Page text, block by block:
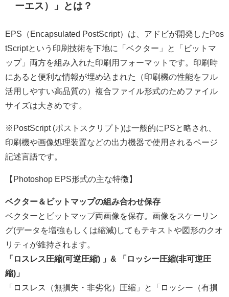
ーエス）」とは？
EPS（Encapsulated PostScript）は、アドビが開発したPos
tScriptという印刷技術を下地に「ベクター」と「ビットマ
ップ」両方を組み入れた印刷用フォーマットです。 印刷時
にあると便利な情報が埋め込まれた（印刷機の性能をフル
活用しやすい高品質の）複合ファイル形式のためファイル
サイズは大きめです。
※PostScript (ポストスクリプト)は一般的にPSと略され、
印刷機や画像処理装置などの出力機器で使用されるページ
記述言語です。
【Photoshop EPS形式の主な特徴】
ベクター＆ビットマップの組み合わせ保存
ベクターとビットマップ両画像を保存。画像をスケーリン
グ(データを増強もしくは縮減)してもテキストや図形のクオ
リティが維持されます。
「ロスレス圧縮(可逆圧縮) 」& 「ロッシー圧縮(非可逆圧
縮)」
「ロスレス（無損失・非劣化）圧縮」と「ロッシー（有損